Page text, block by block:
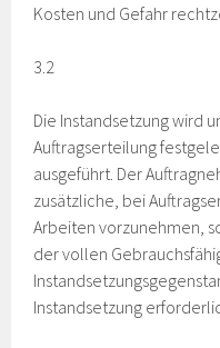
Kosten und Gefahr
3.2
Die Instandsetzung wird
Auftragserteilung
ausgeführt. Der
zusätzliche, bei
Arbeiten vorzunehmen,
der vollen
Instandsetzung